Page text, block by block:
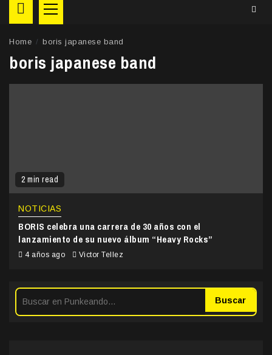
Primary
Menu
Home boris japanese band
boris japanese band
2 min read
NOTICIAS
BORIS celebra una carrera de 30 años con el
lanzamiento de su nuevo álbum “Heavy Rocks”
4 años ago Victor Tellez
Buscar